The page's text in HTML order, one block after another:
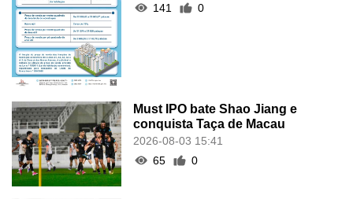
141
0
Must IPO bate Shao Jiang e
conquista Taça de Macau
2026-08-03 15:41
65
0